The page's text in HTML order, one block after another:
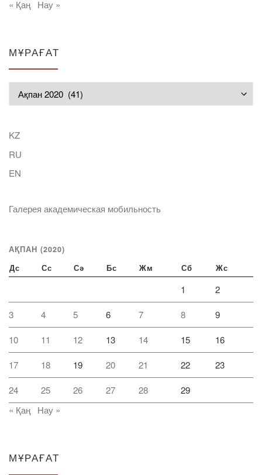
« Қаң Нау »
МҰРАҒАТ
KZ
RU
EN
Галерея академическая мобильность
АҚПАН (2020)
Дс Сс Сә Бс Жм Сб Жс
1 2
3 4 5 6 7 8 9
10 11 12 13 14 15 16
17 18 19 20 21 22 23
24 25 26 27 28
29
« Қаң
Нау »
МҰРАҒАТ